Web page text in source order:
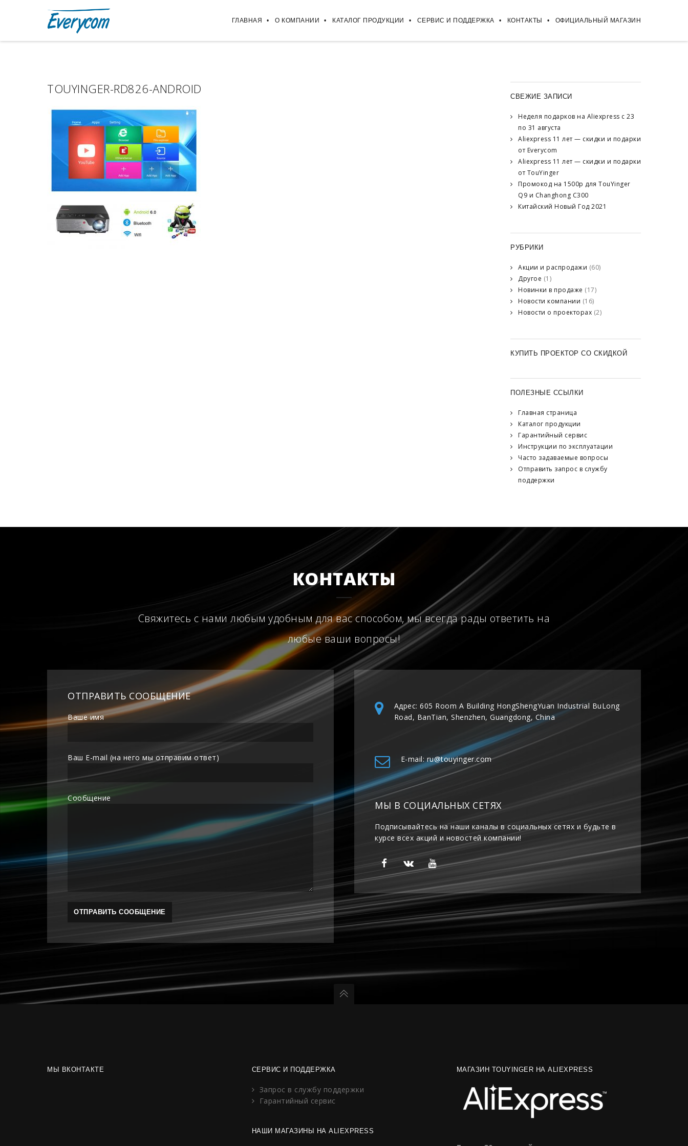
ГЛАВНАЯ О КОМПАНИИ КАТАЛОГ ПРОДУКЦИИ СЕРВИС И ПОДДЕРЖКА КОНТАКТЫ ОФИЦИАЛЬНЫЙ МАГАЗИН
TOUYINGER-RD826-ANDROID
СВЕЖИЕ ЗАПИСИ
Неделя подарков на Aliexpress с 23
по 31 августа
Aliexpress 11 лет — скидки и подарки
от Everycom
Aliexpress 11 лет — скидки и подарки
от TouYinger
Промокод на 1500р для TouYinger
Q9 и Changhong C300
Китайский Новый Год 2021
РУБРИКИ
Акции и распродажи (60)
Другое (1)
Новинки в продаже (17)
Новости компании (16)
Новости о проекторах (2)
КУПИТЬ ПРОЕКТОР СО СКИДКОЙ
ПОЛЕЗНЫЕ ССЫЛКИ
Главная страница
Каталог продукции
Гарантийный сервис
Инструкции по эксплуатации
Часто задаваемые вопросы
Отправить запрос в службу
поддержки
КОНТАКТЫ
Свяжитесь с нами любым удобным для вас способом, мы всегда рады ответить на
любые ваши вопросы!
ОТПРАВИТЬ СООБЩЕНИЕ
Ваше имя
Ваш E-mail (на него мы отправим ответ)
Сообщение
Адрес: 605 Room A Building HongShengYuan Industrial BuLong
Road, BanTian, Shenzhen, Guangdong, China
E-mail: ru@touyinger.com
МЫ В СОЦИАЛЬНЫХ СЕТЯХ
Подписывайтесь на наши каналы в социальных сетях и будьте в
курсе всех акций и новостей компании!
МЫ ВКОНТАКТЕ СЕРВИС И ПОДДЕРЖКА
Запрос в службу поддержки
Гарантийный сервис
НАШИ МАГАЗИНЫ НА ALIEXPRESS
МАГАЗИН TOUYINGER НА ALIEXPRESS